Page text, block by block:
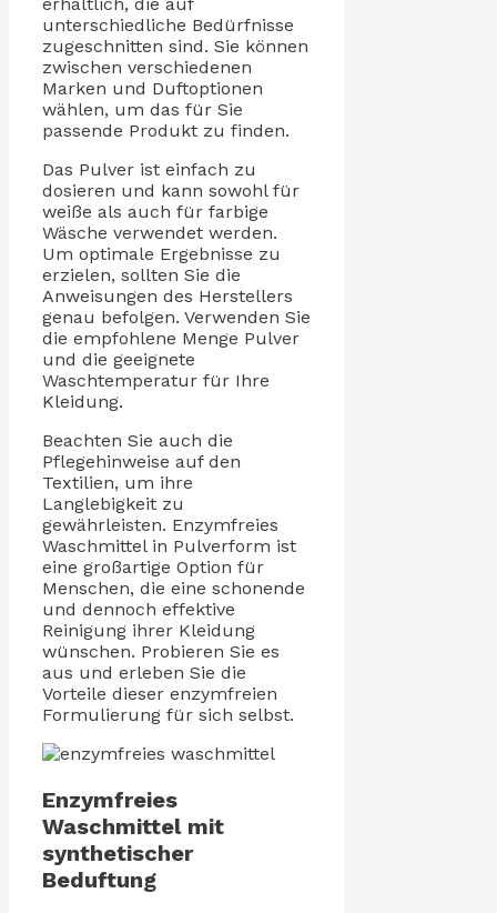
unterschiedliche Bedürfnisse
zugeschnitten sind. Sie können
zwischen verschiedenen
Marken und Duftoptionen
wählen, um das für Sie
passende Produkt zu finden.
Das Pulver ist einfach zu
dosieren und kann sowohl für
weiße als auch für farbige
Wäsche verwendet werden.
Um optimale Ergebnisse zu
erzielen, sollten Sie die
Anweisungen des Herstellers
genau befolgen. Verwenden Sie
die empfohlene Menge Pulver
und die geeignete
Waschtemperatur für Ihre
Kleidung.
Beachten Sie auch die
Pflegehinweise auf den
Textilien, um ihre
Langlebigkeit zu
gewährleisten. Enzymfreies
Waschmittel in Pulverform ist
eine großartige Option für
Menschen, die eine schonende
und dennoch effektive
Reinigung ihrer Kleidung
wünschen. Probieren Sie es
aus und erleben Sie die
Vorteile dieser enzymfreien
Formulierung für sich selbst.
Enzymfreies
Waschmittel mit
synthetischer
Beduftung